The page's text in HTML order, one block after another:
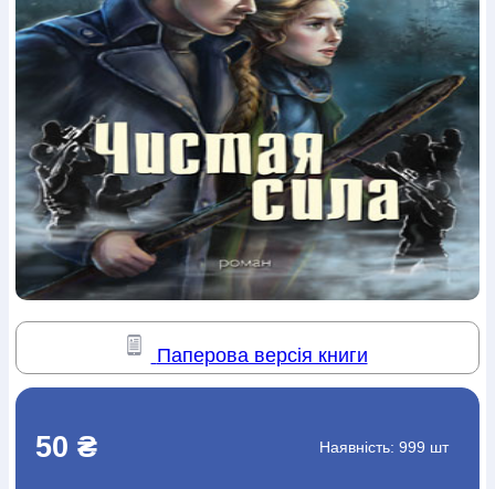
Богослов`яШлюб і сім`яЮдаїзм
Супутні товари
Періодика
Аудіо Ручки кульковіВідеоГалантерея
Закладки для книг ФутболкиБрелокиСумки
Біжутерія
Блокноти
Щоденники / щотижневикиВироби з дерева
Вироби з кераміки і глиниВироби з сріблаКартини
Навчальні мапи Шкіряні вироби МагнітиМеталеві
вироби Міні-лампиНаклейкиНастільні ігриПакети
подарункові Плакати Пластмасові вироби
Хустки
Подарункові карткиРозвиваючі ігриРепринтиСвічки
Зошити ФотокартиниЧохли на БибліїГоловні убори
Календарі Канцелярскі товариКомп`ютерні ігри
ЛистівкиСувенирна продукціяГодинникиПазли
Книга в комплекті
За додатковою інформацією дзвоніть за номером:+38
Паперова версія книги
50 ₴ Наявність: 999 шт